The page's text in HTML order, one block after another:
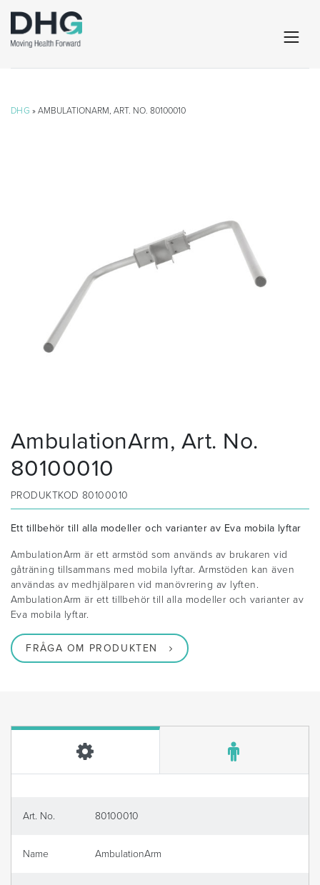
DHG » AMBULATIONARM, ART. NO. 80100010
AmbulationArm, Art. No.
80100010
PRODUKTKOD80100010
Ett tillbehör till alla modeller och varianter av Eva mobila lyftar
AmbulationArm är ett armstöd som används av brukaren vid
gåträning tillsammans med mobila lyftar. Armstöden kan även
användas av medhjälparen vid manövrering av lyften.
AmbulationArm är ett tillbehör till alla modeller och varianter av
Eva mobila lyftar.
FRÅGA OM PRODUKTEN
Art. No. 80100010
Name AmbulationArm